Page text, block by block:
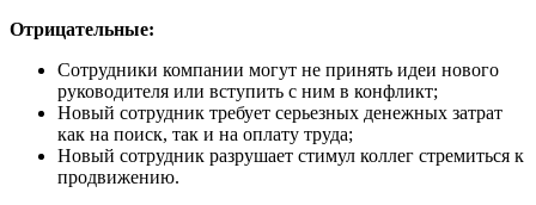
Отрицательные:
Сотрудники компании могут не принять идеи нового
руководителя или вступить с ним в конфликт;
Новый сотрудник требует серьезных денежных затрат
как на поиск, так и на оплату труда;
Новый сотрудник разрушает стимул коллег стремиться к
продвижению.